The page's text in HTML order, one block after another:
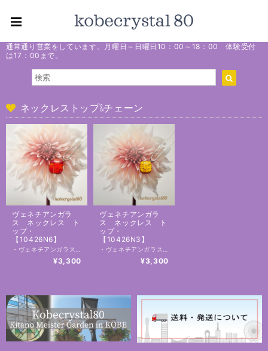
通常通り営業をしています。月曜日～日曜日10：00～18：00 体験受付
は17：00まで。
ネックレストップ&チェーン
ヴェネチアンガラ
ス ネックレス ト
ップ・
【10426N6】
¥3,300
ヴェネチアンガラ
ス ネックレス ト
ップ・
【10426N3】
¥3,300